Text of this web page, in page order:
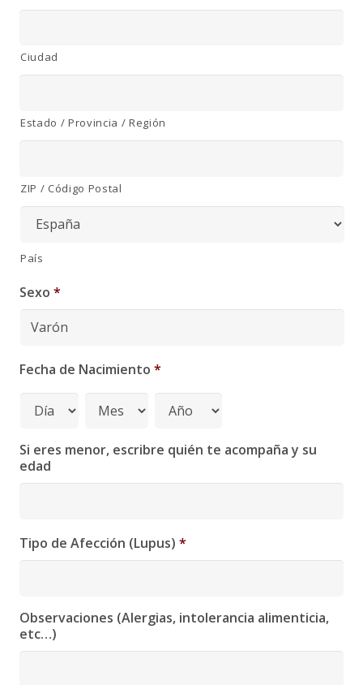
Ciudad
Estado / Provincia / Región
ZIP / Código Postal
País
Sexo *
Fecha de Nacimiento *
Si eres menor, escribre quién te acompaña y su
edad
Tipo de Afección (Lupus) *
Observaciones (Alergias, intolerancia alimenticia,
etc…)